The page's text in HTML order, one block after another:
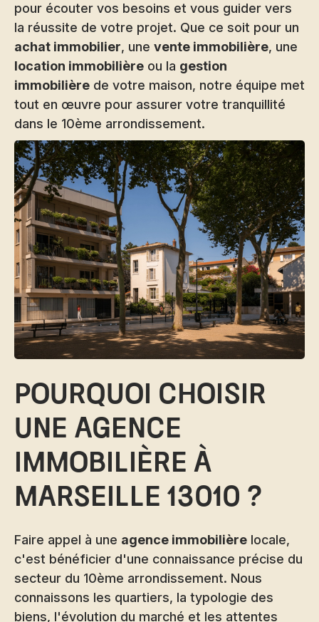
pour écouter vos besoins et vous guider vers
la réussite de votre projet. Que ce soit pour un
achat immobilier, une vente immobilière, une
location immobilière ou la gestion
immobilière de votre maison, notre équipe met
tout en œuvre pour assurer votre tranquillité
dans le 10ème arrondissement.
Pourquoi choisir
une agence
immobilière à
Marseille 13010 ?
Faire appel à une agence immobilière locale,
c'est bénéficier d'une connaissance précise du
secteur du 10ème arrondissement. Nous
connaissons les quartiers, la typologie des
biens, l'évolution du marché et les attentes